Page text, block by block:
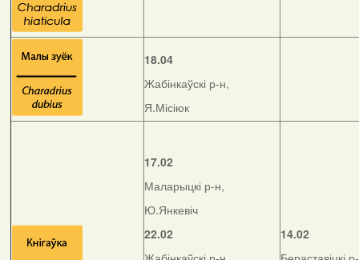
18.04
Жабінкаўскі р-н,
Я.Місіюк
17.02
Маларыцкі р-н,
Ю.Янкевіч
22.02
14.02